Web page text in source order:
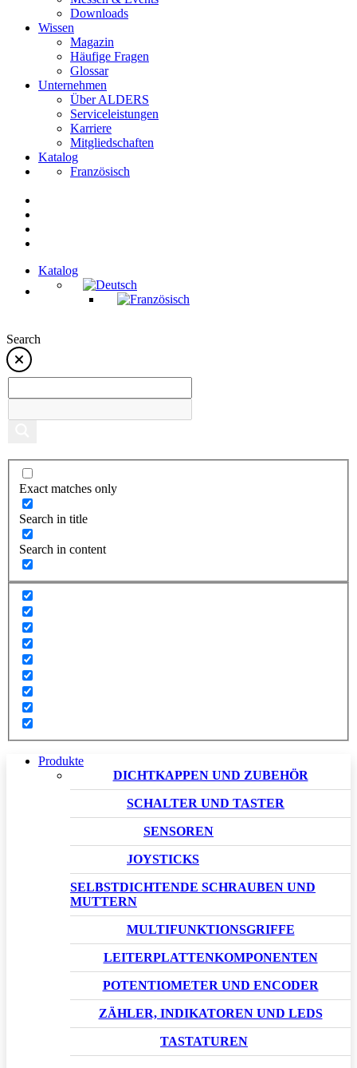
Downloads
Wissen
Magazin
Häufige Fragen
Glossar
Unternehmen
Über ALDERS
Serviceleistungen
Karriere
Mitgliedschaften
Katalog
Französisch
Katalog
Search
Exact matches only
Search in title
Search in content
Produkte
DICHTKAPPEN UND ZUBEHÖR
SCHALTER UND TASTER
SENSOREN
JOYSTICKS
SELBSTDICHTENDE SCHRAUBEN UND
MUTTERN
MULTIFUNKTIONSGRIFFE
LEITERPLATTENKOMPONENTEN
POTENTIOMETER UND ENCODER
ZÄHLER, INDIKATOREN UND LEDS
TASTATUREN